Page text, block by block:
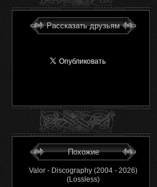
Рассказать друзьям
Похожие
Valor - Discography (2004 - 2026)
(Lossless)